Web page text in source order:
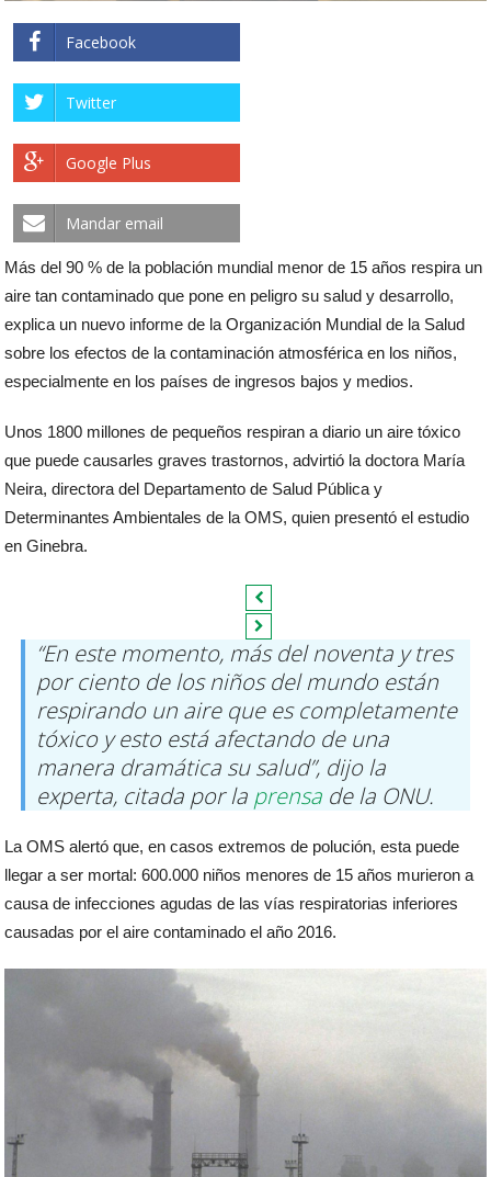
Facebook
Twitter
Google Plus
Mandar email
Más del 90 % de la población mundial menor de 15 años respira un
aire tan contaminado que pone en peligro su salud y desarrollo,
explica un nuevo informe de la Organización Mundial de la Salud
sobre los efectos de la contaminación atmosférica en los niños,
especialmente en los países de ingresos bajos y medios.
Unos 1800 millones de pequeños respiran a diario un aire tóxico
que puede causarles graves trastornos, advirtió la doctora María
Neira, directora del Departamento de Salud Pública y
Determinantes Ambientales de la OMS, quien presentó el estudio
en Ginebra.
“En este momento, más del noventa y tres
por ciento de los niños del mundo están
respirando un aire que es completamente
tóxico y esto está afectando de una
manera dramática su salud”, dijo la
experta, citada por la prensa de la ONU.
La OMS alertó que, en casos extremos de polución, esta puede
llegar a ser mortal: 600.000 niños menores de 15 años murieron a
causa de infecciones agudas de las vías respiratorias inferiores
causadas por el aire contaminado el año 2016.